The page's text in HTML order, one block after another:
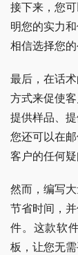
接下来，您
明您的实力
相信选择您的
最后，在话
方式来促使
提供样品、
您还可以在
客户的任何疑
然而，编写
节省时间，
件。这款软
板，让您无